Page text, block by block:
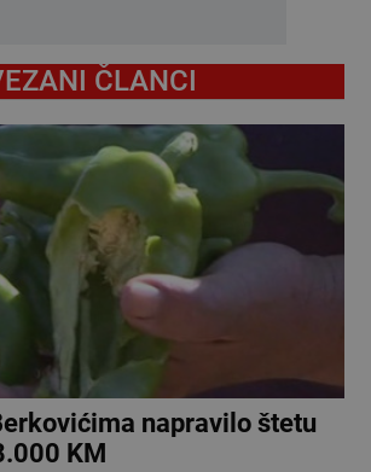
ČLANCI
napravilo štetu
KM